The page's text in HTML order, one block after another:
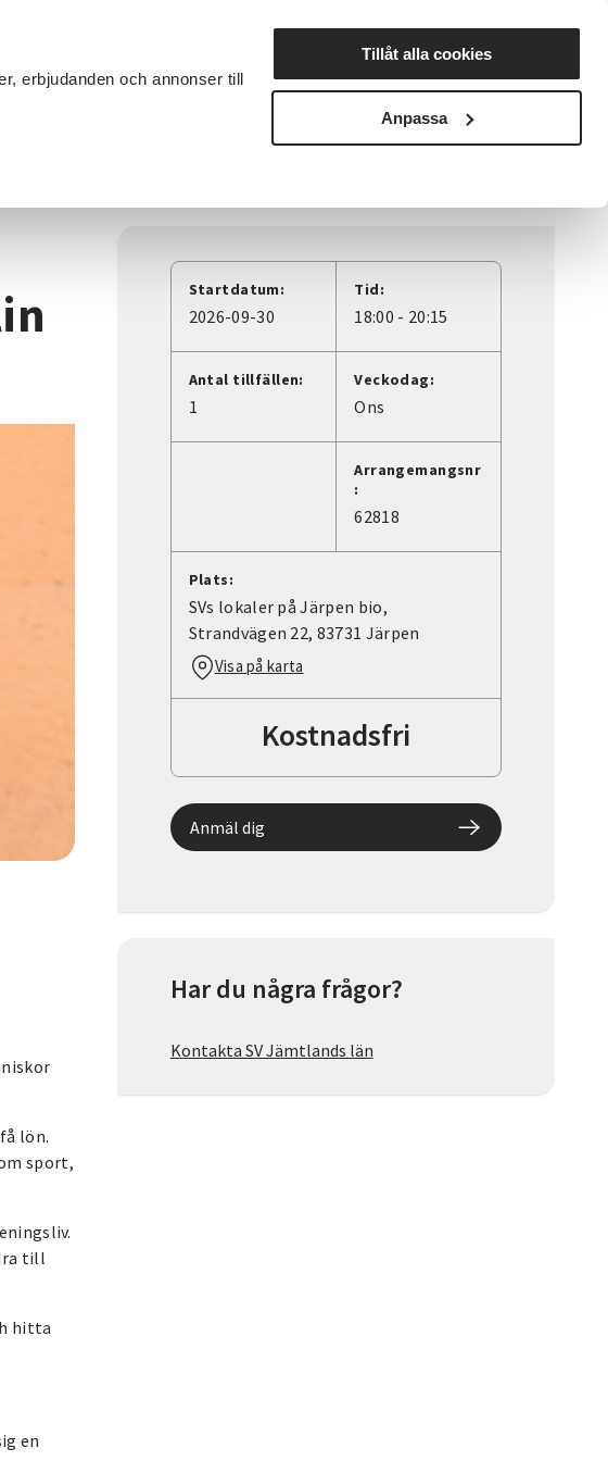
erbjudanden och annonser till
Tillåt alla cookies
Anpassa
Nyheter Avdelningar
lön.
sport,
till
hitta
en
Startdatum:
2026-09-30
Tid:
18:00 - 20:15
Antal tillfällen:
1
Veckodag:
Ons
Arrangemangsnr
:
62818
Plats:
SVs lokaler på Järpen bio,
Strandvägen 22, 83731 Järpen
Visa på karta
Kostnadsfri
Anmäl dig
Har du några frågor?
Kontakta SV Jämtlands län